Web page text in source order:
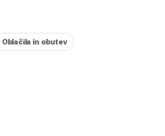
Oblačila in obutev